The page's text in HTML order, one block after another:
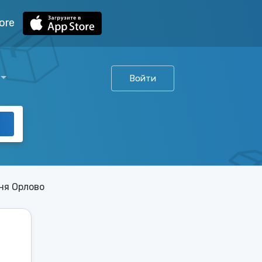
Войти
Орлово